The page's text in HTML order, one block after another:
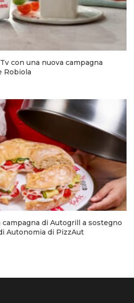
con una nuova campagna
Robiola
di Autogrill a sostegno
Autonomia di PizzAut